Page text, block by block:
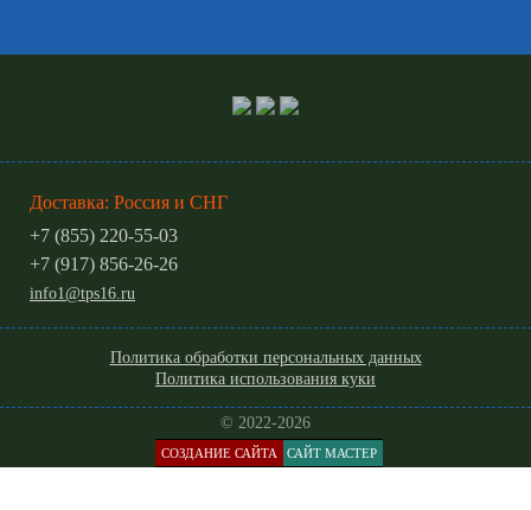
Доставка: Россия и СНГ
+7 (855) 220-55-03
+7 (917) 856-26-26
info1@tps16.ru
Политика обработки персональных данных
Политика использования куки
© 2022-2026
СОЗДАНИЕ САЙТА САЙТ МАСТЕР